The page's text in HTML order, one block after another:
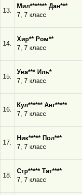
13.
Мил******* Дан***
7, 7 класс
14.
Хир** Ром**
7, 7 класс
15.
Ува*** Иль*
7, 7 класс
16.
Кул****** Анг*****
7, 7 класс
17.
Ник***** Пол***
7, 7 класс
18.
Стр***** Тат****
7, 7 класс